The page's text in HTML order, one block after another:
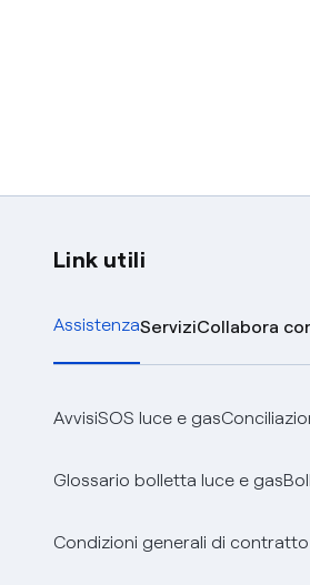
Link utili
AssistenzaServiziCollabora
AvvisiSOS luce e gas
Glossario bolletta luce e gas
Condizioni generali di